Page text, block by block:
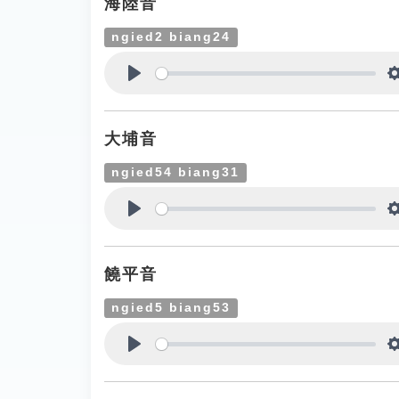
海陸音
ngied2 biang24
大埔音
ngied54 biang31
饒平音
ngied5 biang53